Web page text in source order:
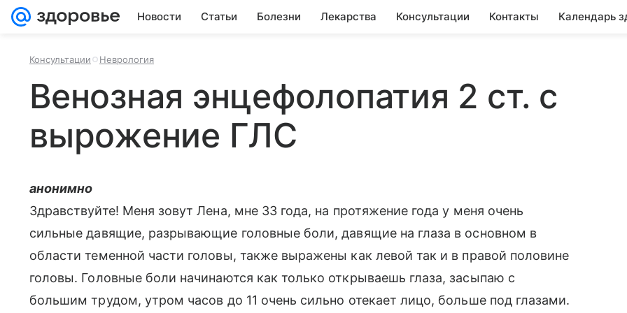
Новости Статьи Болезни Лекарства Консультации Контакты Календарь
Консультации Неврология
Венозная энцефолопатия 2 ст. с
вырожение ГЛС
анонимно
Здравствуйте! Меня зовут Лена, мне 33 года, на протяжение года у меня очень
сильные давящие, разрывающие головные боли, давящие на глаза в основном в
области теменной части головы, также выражены как левой так и в правой половине
головы. Головные боли начинаются как только открываешь глаза, засыпаю с
большим трудом, утром часов до 11 очень сильно отекает лицо, больше под глазами.